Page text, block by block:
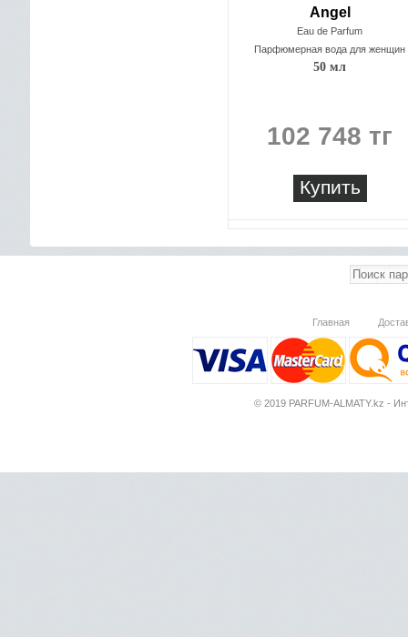
Angel
Eau de Parfum
Парфюмерная вода для женщин
50 мл
102 748 тг
Купить
Главная
© 2019 PARFUM-ALMATY.kz -